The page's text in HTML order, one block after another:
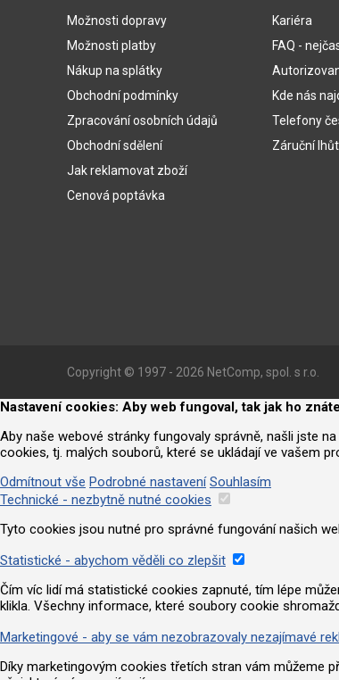
Možnosti dopravy
Možnosti platby
Nákup na splátky
Obchodní podmínky
Zpracování osobních údajů
Obchodní sdělení
Jak reklamovat zboží
Cenová poptávka
Kariéra
FAQ -
Kde nás
Telefony
Záruční
Copyright © 1997 - 2026 NetComp, spol. s r.o.
Nastavení cookies: Aby web fungoval, tak jak ho znáte
Aby naše webové stránky fungovaly správně, našli jste
cookies, tj. malých souborů, které se ukládají ve vašem
Odmítnout vše Podrobné nastavení Souhlasím
Technické - nezbytně nutné cookies
Tyto cookies jsou nutné pro správné fungování našich
Statistické - abychom věděli co zlepšit
Čím víc lidí má statistické cookies zapnuté, tím lépe
klikla. Všechny informace, které soubory cookie
Marketingové - aby se vám nezobrazovaly nezajímavé
Díky marketingovým cookies třetích stran vám můžeme